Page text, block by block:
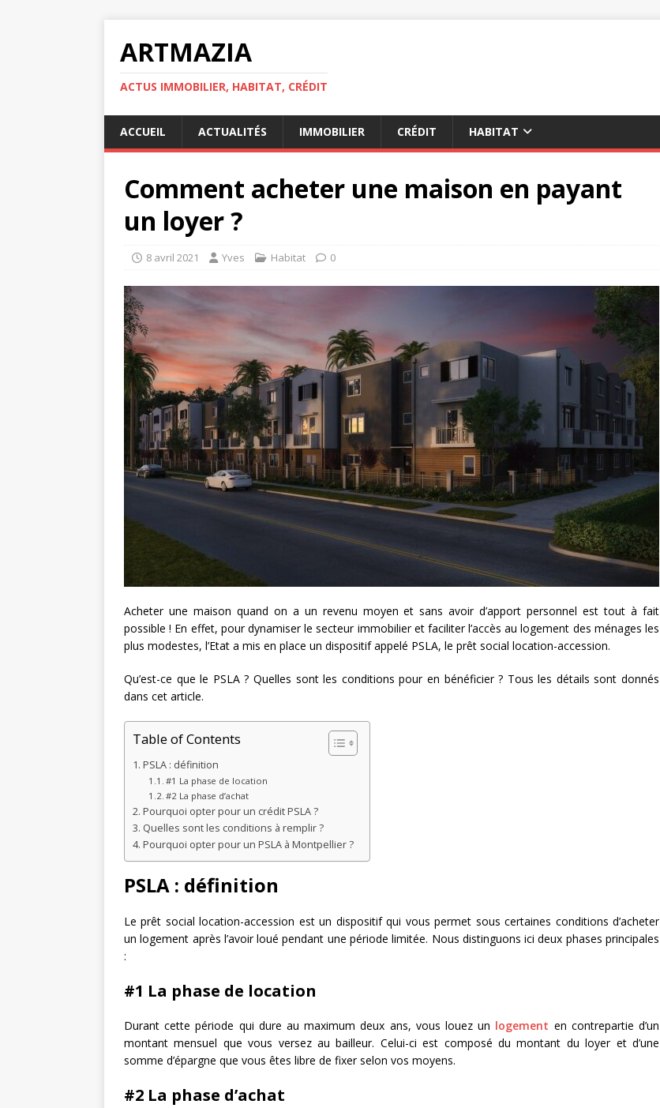
ARTMAZIA
ACTUS IMMOBILIER, HABITAT, CRÉDIT
ACCUEIL ACTUALITÉS IMMOBILIER CRÉDIT HABITAT
Comment acheter une maison en payant
un loyer ?
8 avril 2021 Yves Habitat 0
Acheter une maison quand on a un revenu moyen et sans avoir d’apport personnel est tout à fait
possible ! En effet, pour dynamiser le secteur immobilier et faciliter l’accès au logement des ménages les
plus modestes, l’Etat a mis en place un dispositif appelé PSLA, le prêt social location-accession.
Qu’est-ce que le PSLA ? Quelles sont les conditions pour en bénéficier ? Tous les détails sont donnés
dans cet article.
Table of Contents
PSLA : définition
#1 La phase de location
#2 La phase d’achat
Pourquoi opter pour un crédit PSLA ?
Quelles sont les conditions à remplir ?
Pourquoi opter pour un PSLA à Montpellier ?
PSLA : définition
Le prêt social location-accession est un dispositif qui vous permet sous certaines conditions d’acheter
un logement après l’avoir loué pendant une période limitée. Nous distinguons ici deux phases principales
:
#1 La phase de location
Durant cette période qui dure au maximum deux ans, vous louez un logement en contrepartie d’un
montant mensuel que vous versez au bailleur. Celui-ci est composé du montant du loyer et d’une
somme d’épargne que vous êtes libre de fixer selon vos moyens.
#2 La phase d’achat